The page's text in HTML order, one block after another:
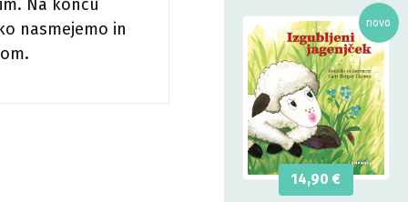
Na koncu
nasmejemo in
14,90€